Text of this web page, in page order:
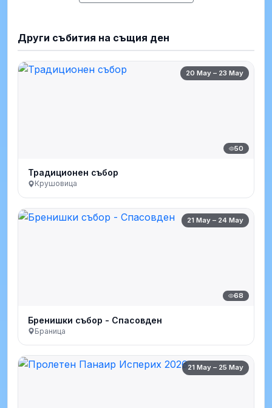
Други събития на същия ден
20 May – 23 May
50
Традиционен събор
Крушовица
21 May – 24 May
68
Бренишки събор - Спасовден
Браница
21 May – 25 May